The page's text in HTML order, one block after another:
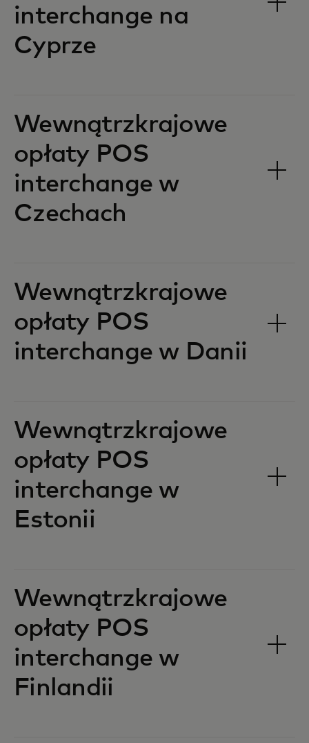
interchange na
Cyprze‎‎
Wewnątrzkrajowe
opłaty POS
interchange w
Czechach‎‎
Wewnątrzkrajowe
opłaty POS
interchange w Danii‎‎
Wewnątrzkrajowe
opłaty POS
interchange w
Estonii‎‎
Wewnątrzkrajowe
opłaty POS
interchange w
Finlandii‎‎